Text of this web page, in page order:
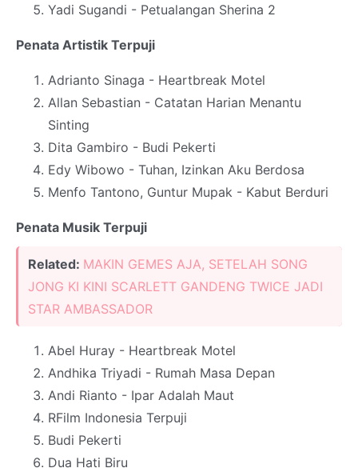
Yadi Sugandi - Petualangan Sherina 2
Penata Artistik Terpuji
Adrianto Sinaga - Heartbreak Motel
Allan Sebastian - Catatan Harian Menantu
Sinting
Dita Gambiro - Budi Pekerti
Edy Wibowo - Tuhan, Izinkan Aku Berdosa
Menfo Tantono, Guntur Mupak - Kabut Berduri
Penata Musik Terpuji
Related: MAKIN GEMES AJA, SETELAH SONG
JONG KI KINI SCARLETT GANDENG TWICE JADI
STAR AMBASSADOR
Abel Huray - Heartbreak Motel
Andhika Triyadi - Rumah Masa Depan
Andi Rianto - Ipar Adalah Maut
RFilm Indonesia Terpuji
Budi Pekerti
Dua Hati Biru